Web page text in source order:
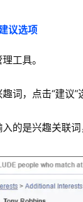
议选项
工具。
词，点击“建议”
的是兴趣关联